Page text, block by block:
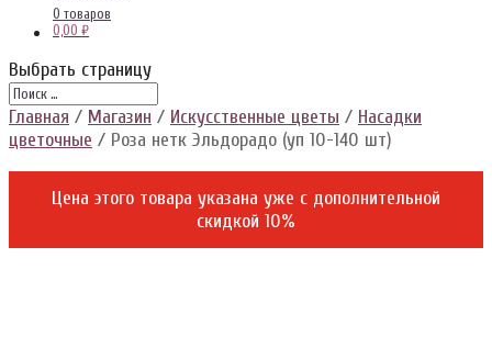
0 товаров
0,00 ₽
Выбрать страницу
Главная / Магазин / Искусственные цветы / Насадки
цветочные / Роза нетк Эльдорадо (уп 10-140 шт)
Цена этого товара указана уже c дополнительной
скидкой 10%